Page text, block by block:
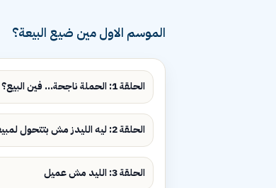
الموسم الاول مين ضيع البيعة؟
الحلقة 1: الحملة ناجحة... فين البيع؟
الحلقة 2: ليه الليدز مش بتتحول لمبيعات؟
الحلقة 3: الليد مش عميل